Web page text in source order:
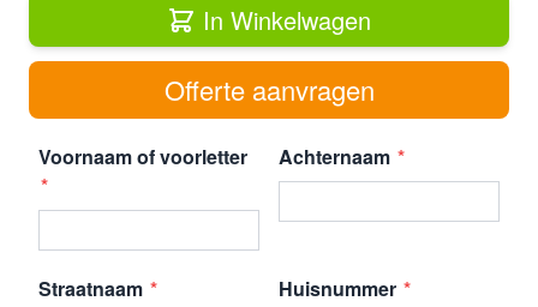
In Winkelwagen
Offerte aanvragen
Voornaam of voorletter Achternaam
Straatnaam Huisnummer